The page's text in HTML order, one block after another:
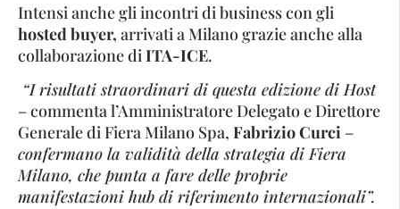
Intensi anche gli incontri di business con gli
hosted buyer, arrivati a Milano grazie anche alla
collaborazione di ITA-ICE.
“I risultati straordinari di questa edizione di Host
– commenta l’Amministratore Delegato e Direttore
Generale di Fiera Milano Spa, Fabrizio Curci –
confermano la validità della strategia di Fiera
Milano, che punta a fare delle proprie
manifestazioni hub di riferimento internazionali”.